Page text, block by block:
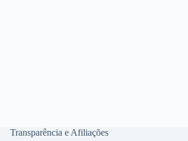
Transparência e Afiliações